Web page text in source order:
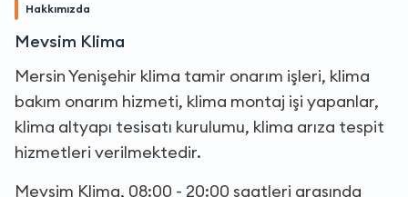
Hakkımızda
Mevsim Klima
Mersin Yenişehir klima tamir onarım işleri, klima
bakım onarım hizmeti, klima montaj işi yapanlar,
klima altyapı tesisatı kurulumu, klima arıza tespit
hizmetleri verilmektedir.
Mevsim Klima, 08:00 - 20:00 saatleri arasında